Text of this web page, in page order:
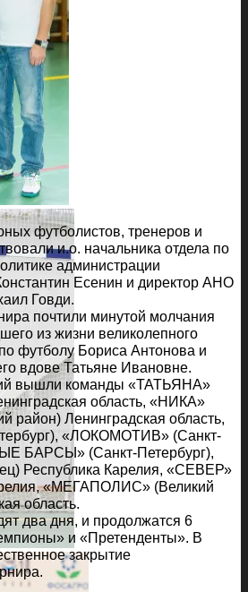
футболистов, тренеров и
и.о. начальника отдела по
администрации
Есенин и директор АНО
Говди.
почтили минутой молчания
из жизни великолепного
футболу Бориса Антонова и
вдове Татьяне Ивановне.
вышли команды «ТАТЬЯНА»
область, «НИКА»
район) Ленинградская область,
«ЛОКОМОТИВ» (Санкт-
БАРСЫ» (Санкт-Петербург),
Республика Карелия, «СЕВЕР»
«МЕГАПОЛИС» (Великий
область.
два дня, и продолжатся 6
и «Претенденты». В
закрытие